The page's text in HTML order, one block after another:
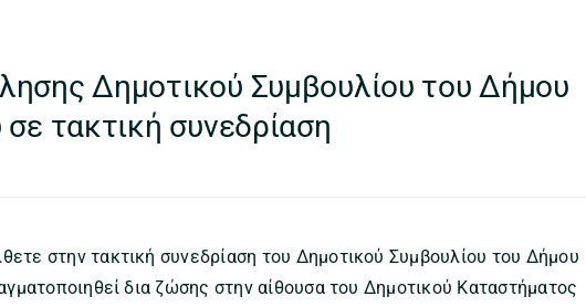
Δημοτικού Συμβουλίου του Δήμου
τακτική συνεδρίαση
στην τακτική συνεδρίαση του Δημοτικού Συμβουλίου του Δήμου
δια ζώσης στην αίθουσα του Δημοτικού Καταστήματος